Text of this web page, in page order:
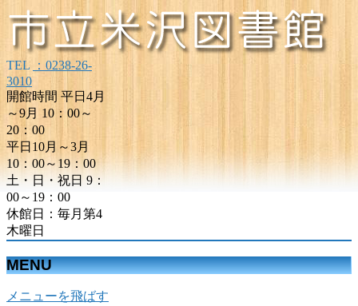
TEL
：0238-26-
3010
開館時間 平日4月
～9月 10：00～
20：00
平日10月～3月
10：00～19：00
土・日・祝日 9：
00～19：00
休館日：毎月第4
木曜日
MENU
メニューを飛ばす